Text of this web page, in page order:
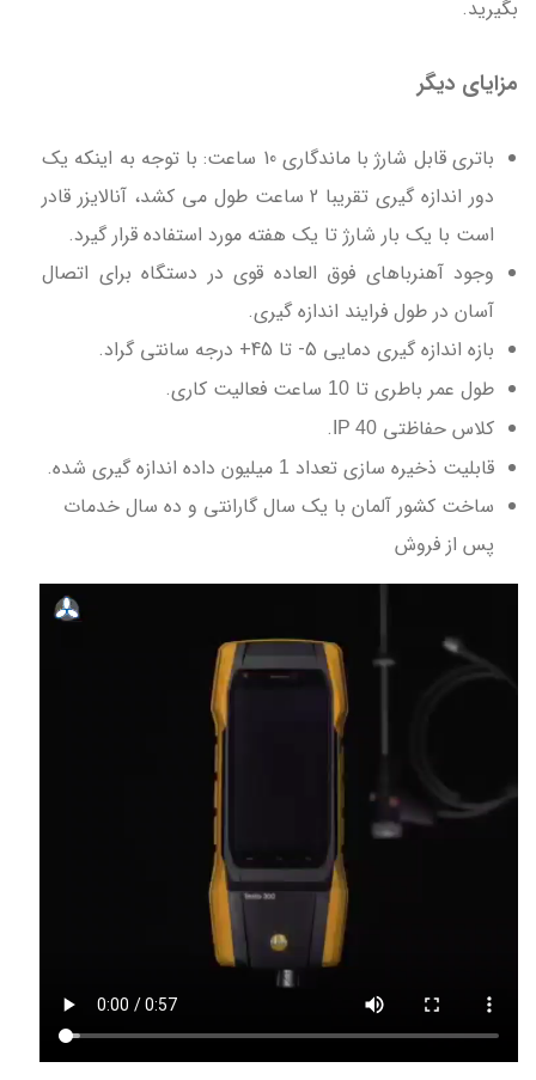
بگیرید.
مزایای دیگر
باتری قابل شارژ با ماندگاری 10 ساعت: با توجه به اینکه یک
دور اندازه گیری تقریبا 2 ساعت طول می کشد، آنالایزر قادر
است با یک بار شارژ تا یک هفته مورد استفاده قرار گیرد.
وجود آهنرباهای فوق العاده قوی در دستگاه برای اتصال
آسان در طول فرایند اندازه گیری.
بازه اندازه گیری دمایی 5- تا 45+ درجه سانتی گراد.
طول عمر باطری تا 10 ساعت فعالیت کاری.
کلاس حفاظتی IP 40
.
قابلیت ذخیره سازی تعداد 1 میلیون داده اندازه گیری شده.
ساخت کشور آلمان با یک سال گارانتی و ده سال خدمات
پس از فروش